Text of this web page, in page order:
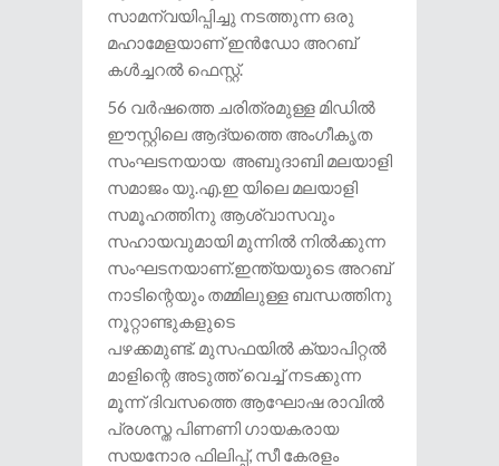
സാമന്വയിപ്പിച്ചു നടത്തുന്ന ഒരു
മഹാമേളയാണ് ഇൻഡോ അറബ്
കൾച്ചറൽ ഫെസ്റ്റ്.
56 വർഷത്തെ ചരിത്രമുള്ള മിഡിൽ
ഈസ്റ്റിലെ ആദ്യത്തെ അംഗീകൃത
സംഘടനയായ അബുദാബി മലയാളി
സമാജം യു.എ.ഇ യിലെ മലയാളി
സമൂഹത്തിനു ആശ്വാസവും
സഹായവുമായി മുന്നിൽ നിൽക്കുന്ന
സംഘടനയാണ്.ഇന്ത്യയുടെ അറബ്
നാടിന്റെയും തമ്മിലുള്ള ബന്ധത്തിനു
നൂറ്റാണ്ടുകളുടെ
പഴക്കമുണ്ട്. മുസഫയിൽ ക്യാപിറ്റൽ
മാളിന്റെ അടുത്ത് വെച്ച് നടക്കുന്ന
മൂന്ന് ദിവസത്തെ ആഘോഷ രാവിൽ
പ്രശസ്ത പിണണി ഗായകരായ
സയനോര ഫിലിപ്പ്, സീ കേരളം